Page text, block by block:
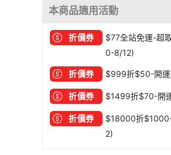
本商品適用活動
折價券
$77全站免運-超
0-8/12)
折價券 $999折$50-開
折價券 $1499折$70-開
折價券
$18000折
2)